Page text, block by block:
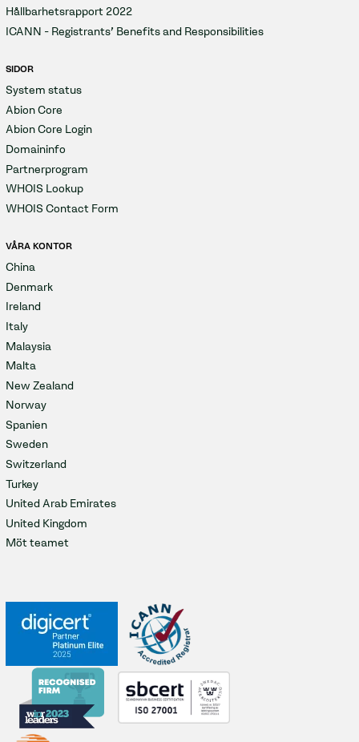
Hållbarhetsrapport 2022
ICANN - Registrants' Benefits and Responsibilities
SIDOR
System status
Abion Core
Abion Core Login
Domaininfo
Partnerprogram
WHOIS Lookup
WHOIS Contact Form
VÅRA KONTOR
China
Denmark
Ireland
Italy
Malaysia
Malta
New Zealand
Norway
Spanien
Sweden
Switzerland
Turkey
United Arab Emirates
United Kingdom
Möt teamet